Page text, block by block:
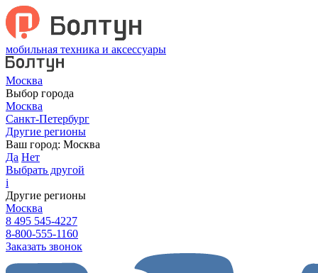
мобильная техника и аксессуары
Москва
Выбор города
Москва
Санкт-Петербург
Другие регионы
Ваш город: Москва
Да Нет
Выбрать другой
i
Другие регионы
Москва
8 495 545-4227
8-800-555-1160
Заказать звонок